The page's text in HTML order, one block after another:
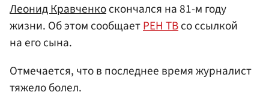
Леонид Кравченкоскончался на 81-м году
жизни. Об этом сообщаетРЕН ТВсо ссылкой
на его сына.
Отмечается, что в последнее время журналист
тяжело болел.